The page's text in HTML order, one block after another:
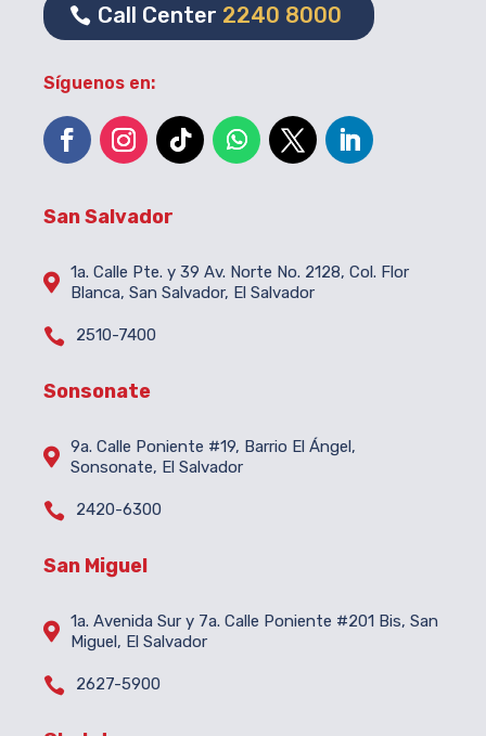
Call Center 2240 8000
Síguenos en:
San Salvador
 1a. Calle Pte. y 39 Av. Norte No. 2128, Col. Flor
Blanca, San Salvador, El Salvador
 2510-7400
Sonsonate
 9a. Calle Poniente #19, Barrio El Ángel,
Sonsonate, El Salvador
 2420-6300
San Miguel
 1a. Avenida Sur y 7a. Calle Poniente #201 Bis, San
Miguel, El Salvador
 2627-5900